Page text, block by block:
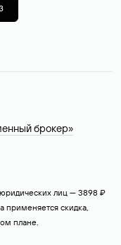
брокер»
лиц — 3898 ₽
скидка,
плане.